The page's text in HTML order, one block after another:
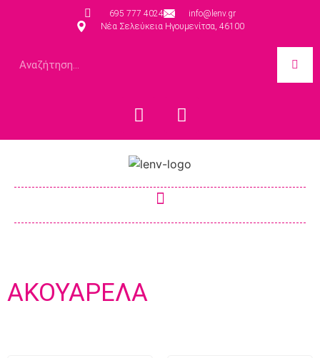
695 777 4024
info@lenv.gr
Νέα Σελεύκεια Ηγουμενίτσα, 46100
ΑΚΟΥΑΡΕΛΑ